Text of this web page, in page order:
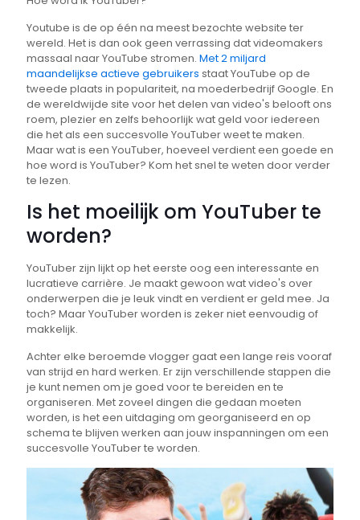
Youtube is de op één na meest bezochte website ter
wereld. Het is dan ook geen verrassing dat videomakers
massaal naar YouTube stromen. Met 2 miljard
maandelijkse actieve gebruikers staat YouTube op de
tweede plaats in populariteit, na moederbedrijf Google. En
de wereldwijde site voor het delen van video's belooft ons
roem, plezier en zelfs behoorlijk wat geld voor iedereen
die het als een succesvolle YouTuber weet te maken.
Maar wat is een YouTuber, hoeveel verdient een goede en
hoe word is YouTuber? Kom het snel te weten door verder
te lezen.
Is het moeilijk om YouTuber te
worden?
YouTuber zijn lijkt op het eerste oog een interessante en
lucratieve carrière. Je maakt gewoon wat video's over
onderwerpen die je leuk vindt en verdient er geld mee. Ja
toch? Maar YouTuber worden is zeker niet eenvoudig of
makkelijk.
Achter elke beroemde vlogger gaat een lange reis vooraf
van strijd en hard werken. Er zijn verschillende stappen die
je kunt nemen om je goed voor te bereiden en te
organiseren. Met zoveel dingen die gedaan moeten
worden, is het een uitdaging om georganiseerd en op
schema te blijven werken aan jouw inspanningen om een ​​
succesvolle YouTuber te worden.